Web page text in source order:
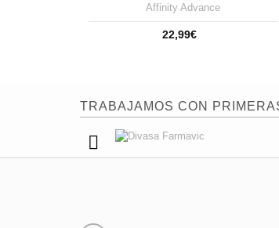
Affinity Advance
22,99€
TRABAJAMOS CON